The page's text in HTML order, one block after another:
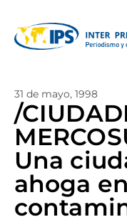
31 de mayo, 1998
/
Una
ahoga